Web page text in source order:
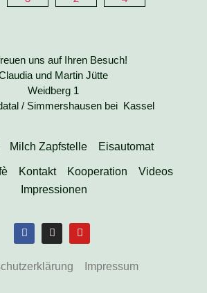
uns auf Ihren Besuch!
und Martin Jütte
Weidberg 1
/ Simmershausen bei Kassel
Milch Zapfstelle Eisautomat
Kontakt Kooperation
Videos
Impressionen
Impressum